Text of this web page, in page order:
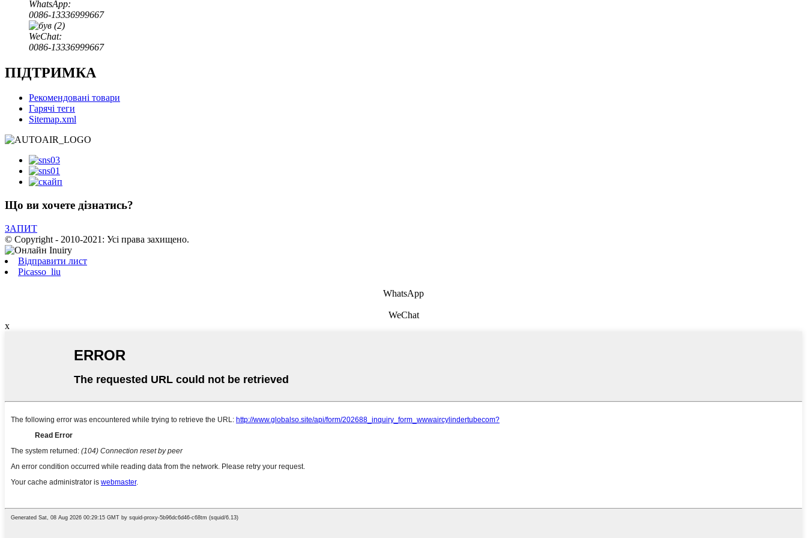
WhatsApp:
0086-13336999667
WeChat:
0086-13336999667
ПІДТРИМКА
Рекомендовані товари
Гарячі теги
Sitemap.xml
Що ви хочете дізнатись?
ЗАПИТ
© Copyright - 2010-2021: Усі права захищено.
Відправити лист
Picasso_liu
WhatsApp
WeChat
x